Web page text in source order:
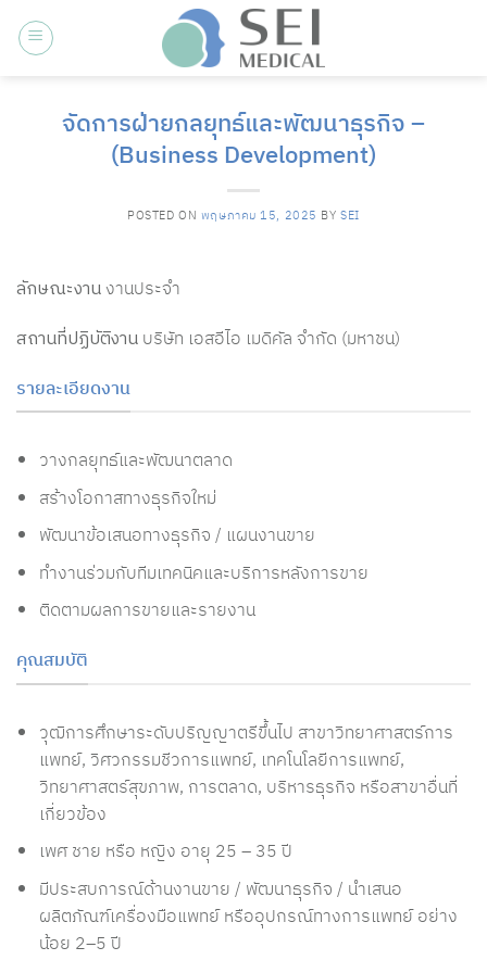
จัดการฝ่ายกลยุทธ์และพัฒนาธุรกิจ –
(Business Development)
POSTED ON พฤษภาคม 15, 2025 BYSEI
ลักษณะงานงานประจำ
สถานที่ปฏิบัติงานบริษัท เอสอีไอ เมดิคัล จำกัด (มหาชน)
รายละเอียดงาน
วางกลยุทธ์และพัฒนาตลาด
สร้างโอกาสทางธุรกิจใหม่
พัฒนาข้อเสนอทางธุรกิจ / แผนงานขาย
ทำงานร่วมกับทีมเทคนิคและบริการหลังการขาย
ติดตามผลการขายและรายงาน
คุณสมบัติ
วุฒิการศึกษาระดับปริญญาตรีขึ้นไป สาขาวิทยาศาสตร์การ
แพทย์, วิศวกรรมชีวการแพทย์, เทคโนโลยีการแพทย์,
วิทยาศาสตร์สุขภาพ, การตลาด, บริหารธุรกิจ หรือสาขาอื่นที่
เกี่ยวข้อง
เพศ ชาย หรือ หญิง อายุ 25 – 35 ปี
มีประสบการณ์ด้านงานขาย / พัฒนาธุรกิจ / นำเสนอ
ผลิตภัณฑ์เครื่องมือแพทย์ หรืออุปกรณ์ทางการแพทย์ อย่าง
น้อย 2–5 ปี